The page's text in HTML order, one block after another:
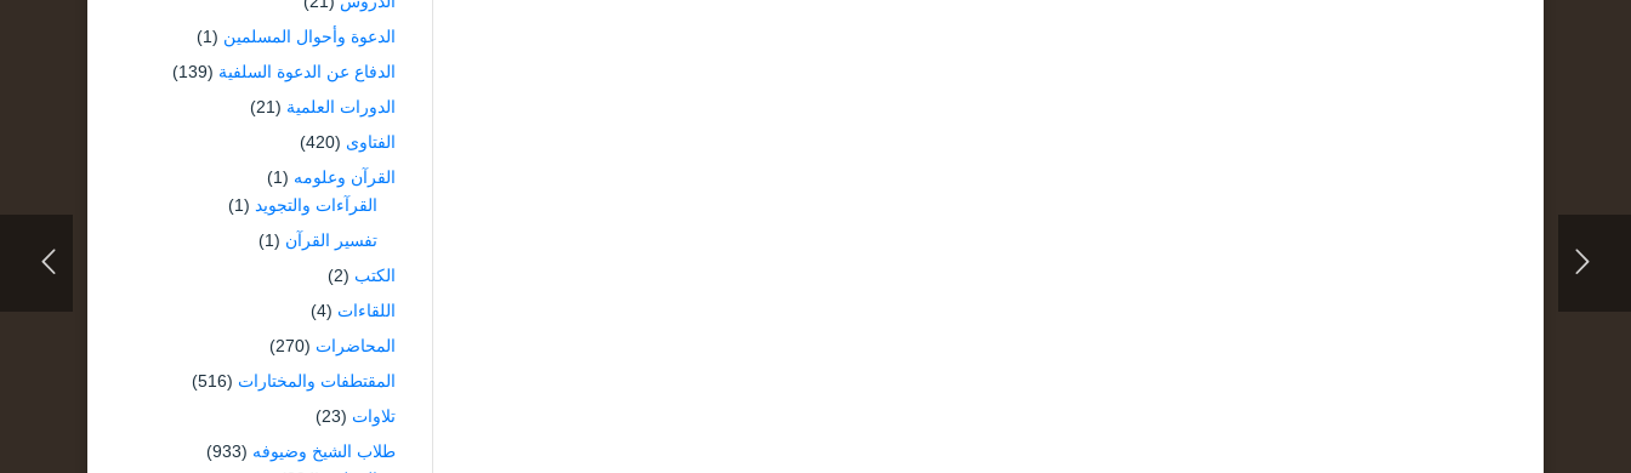
الدعوة وأحوال المسلمين (1)
الدفاع عن الدعوة السلفية (139)
الدورات العلمية (21)
الفتاوى (420)
القرآن وعلومه (1)
القرآءات والتجويد (1)
تفسير القرآن (1)
الكتب (2)
اللقاءات (4)
المحاضرات (270)
المقتطفات والمختارات (516)
تلاوات (23)
طلاب الشيخ وضيوفه (933)